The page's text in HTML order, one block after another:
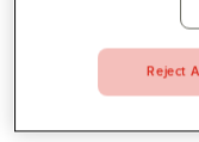
Profilshop
Serviceverkstad
Företagsprofilering
Reject